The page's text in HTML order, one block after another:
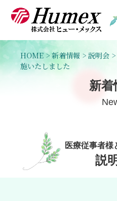
HOME> 新着情報 > 説明会 >
施いたしました
新着
医療従事者様
説